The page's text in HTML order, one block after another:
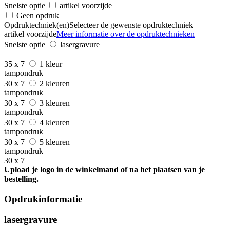
Snelste optie
artikel voorzijde
Geen opdruk
Opdruktechniek(en)Selecteer de gewenste opdruktechniek
artikel voorzijdeMeer informatie over de opdruktechnieken
Snelste optie
lasergravure
35 x 7
1 kleur
tampondruk
30 x 7
2 kleuren
tampondruk
30 x 7
3 kleuren
tampondruk
30 x 7
4 kleuren
tampondruk
30 x 7
5 kleuren
tampondruk
30 x 7
Upload je logo in de winkelmand of na het plaatsen van je
bestelling.
Opdrukinformatie
lasergravure